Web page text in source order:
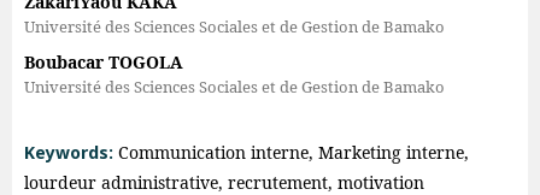
Université des Sciences Sociales et de Gestion de Bamako
Boubacar TOGOLA
Université des Sciences Sociales et de Gestion de Bamako
Keywords: Communication interne, Marketing interne,
lourdeur administrative, recrutement, motivation